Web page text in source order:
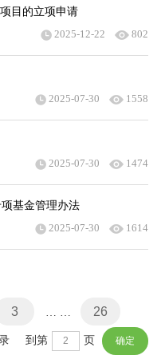
项目的立项申请
2025-12-22
802
2025-07-30
1558
2025-07-30
1474
项基金管理办法
2025-07-30
1614
3 … … 26
录 到第 页